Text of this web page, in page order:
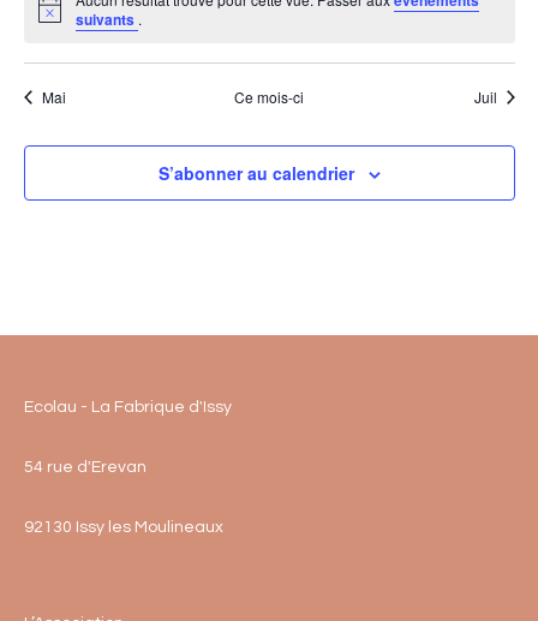
Noticesuivants .
Mai Ce mois-ci Juil
S’abonner au calendrier
Ecolau - La Fabrique d'Issy
54 rue d'Erevan
92130 Issy les Moulineaux